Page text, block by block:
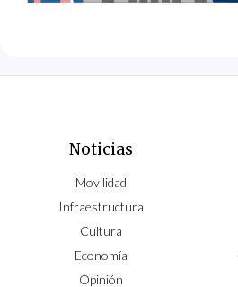
Noticias
Movilidad
Infraestructura
Cultura
Economía
Opinión